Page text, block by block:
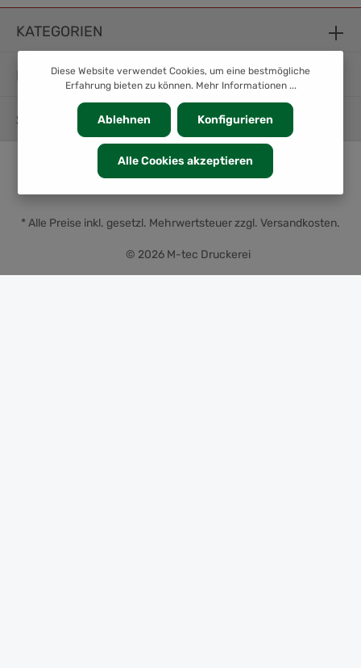
KATEGORIEN
INFORMATION
SERVICE
© 2026 M-tec Druckerei
* Alle Preise inkl. gesetzl. Mehrwertsteuer zzgl. Versandkosten.
Diese Website verwendet Cookies, um eine bestmögliche
Erfahrung bieten zu können. Mehr Informationen ...
Ablehnen Konfigurieren
Alle Cookies akzeptieren